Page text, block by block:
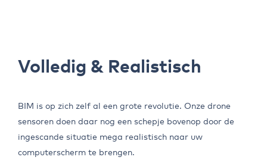
Volledig & Realistisch
BIM is op zich zelf al een grote revolutie. Onze drone
sensoren doen daar nog een schepje bovenop door de
ingescande situatie mega realistisch naar uw
computerscherm te brengen.